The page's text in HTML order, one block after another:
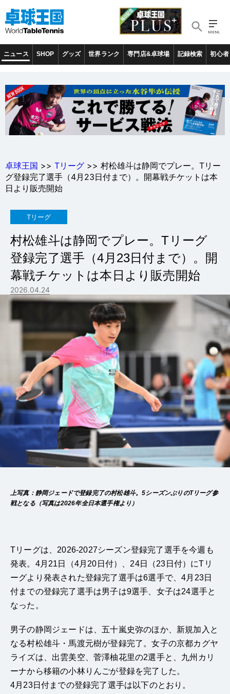
ニュース SHOP グッズ 世界ランク 専門店&卓球場 記録検索 初心者
卓球王国 >> Tリーグ >> 村松雄斗は静岡でプレー。Tリー
グ登録完了選手（4月23日付まで）。開幕戦チケットは本
日より販売開始
Tリーグ
村松雄斗は静岡でプレー。Tリーグ
登録完了選手（4月23日付まで）。開
幕戦チケットは本日より販売開始
2026.04.24
上写真：静岡ジェードで登録完了の村松雄斗。5シーズンぶりのTリーグ参
戦となる（写真は2026年全日本選手権より）
Tリーグは、2026-2027シーズン登録完了選手を今週も
発表。4月21日（4月20日付）、24日（23日付）にTリ
ーグより発表された登録完了選手は6選手で、4月23日
付までの登録完了選手は男子は9選手、女子は24選手と
なった。
男子の静岡ジェードは、五十嵐史弥のほか、新規加入と
なる村松雄斗・馬渡元樹が登録完了。女子の京都カグヤ
ライズは、出雲美空、菅澤柚花里の2選手と、九州カリ
ーナから移籍の小林りんごが登録を完了した。
4月23日付までの登録完了選手は以下のとおり。